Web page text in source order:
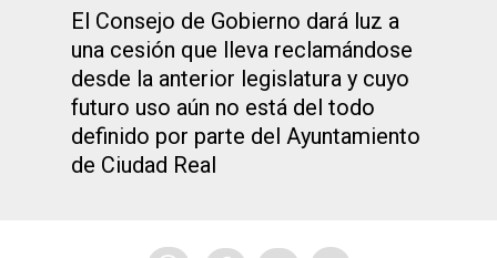
El Consejo de Gobierno dará luz a
una cesión que lleva reclamándose
desde la anterior legislatura y cuyo
futuro uso aún no está del todo
definido por parte del Ayuntamiento
de Ciudad Real